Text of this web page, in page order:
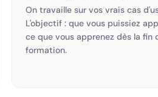
On travaille sur vos vrais cas
L'objectif : que vous puissiez
ce que vous apprenez dès la fin
formation.